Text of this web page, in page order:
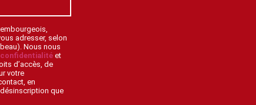
adresser, selon
Nous nous
et
d’accès, de
votre
en
que